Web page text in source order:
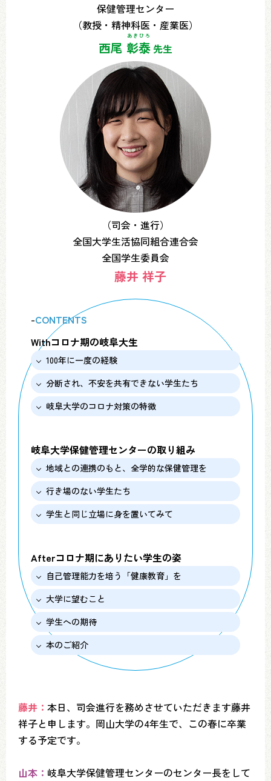
保健管理センター
（教授・精神科医・産業医）
西尾 彰泰
あきひろ
先生
（司会・進行）
全国大学生活協同組合連合会
全国学生委員会
藤井 祥子
-CONTENTS
Withコロナ期の岐阜大生
100年に一度の経験
分断され、不安を共有できない学生たち
岐阜大学のコロナ対策の特徴
岐阜大学保健管理センターの取り組み
地域との連携のもと、全学的な保健管理を
行き場のない学生たち
学生と同じ立場に身を置いてみて
Afterコロナ期にありたい学生の姿
自己管理能力を培う「健康教育」を
大学に望むこと
学生への期待
本のご紹介
藤井： 本日、司会進行を務めさせていただきます藤井
祥子と申します。岡山大学の4年生で、この春に卒業
する予定です。
山本： 岐阜大学保健管理センターのセンター長をして